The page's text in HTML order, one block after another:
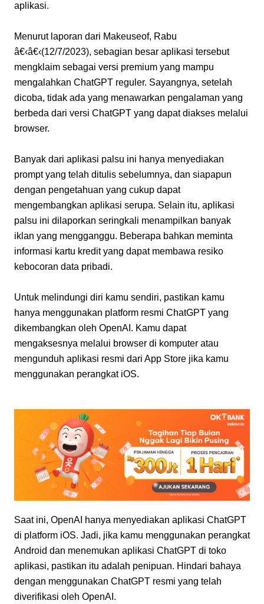
aplikasi.
Menurut laporan dari Makeuseof, Rabu
â€‹â€‹(12/7/2023), sebagian besar aplikasi tersebut
mengklaim sebagai versi premium yang mampu
mengalahkan ChatGPT reguler. Sayangnya, setelah
dicoba, tidak ada yang menawarkan pengalaman yang
berbeda dari versi ChatGPT yang dapat diakses melalui
browser.
Banyak dari aplikasi palsu ini hanya menyediakan
prompt yang telah ditulis sebelumnya, dan siapapun
dengan pengetahuan yang cukup dapat
mengembangkan aplikasi serupa. Selain itu, aplikasi
palsu ini dilaporkan seringkali menampilkan banyak
iklan yang mengganggu. Beberapa bahkan meminta
informasi kartu kredit yang dapat membawa resiko
kebocoran data pribadi.
Untuk melindungi diri kamu sendiri, pastikan kamu
hanya menggunakan platform resmi ChatGPT yang
dikembangkan oleh OpenAI. Kamu dapat
mengaksesnya melalui browser di komputer atau
mengunduh aplikasi resmi dari App Store jika kamu
menggunakan perangkat iOS.
Saat ini, OpenAI hanya menyediakan aplikasi ChatGPT
di platform iOS. Jadi, jika kamu menggunakan perangkat
Android dan menemukan aplikasi ChatGPT di toko
aplikasi, pastikan itu adalah penipuan. Hindari bahaya
dengan menggunakan ChatGPT resmi yang telah
diverifikasi oleh OpenAI.